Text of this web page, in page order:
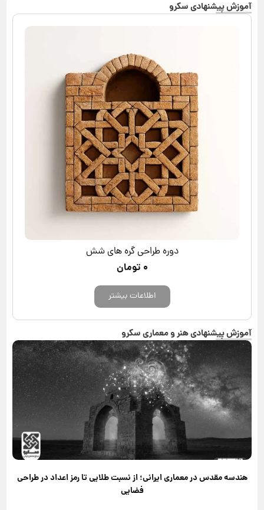
آموزش پیشنهادی سکرو
دوره طراحی گره های شش
۰ تومان
اطلاعات بیشتر
آموزش پیشنهادی هنر و معماری سکرو
هندسه مقدس در معماری ایرانی؛ از نسبت طلایی تا رمز اعداد در طراحی
فضایی